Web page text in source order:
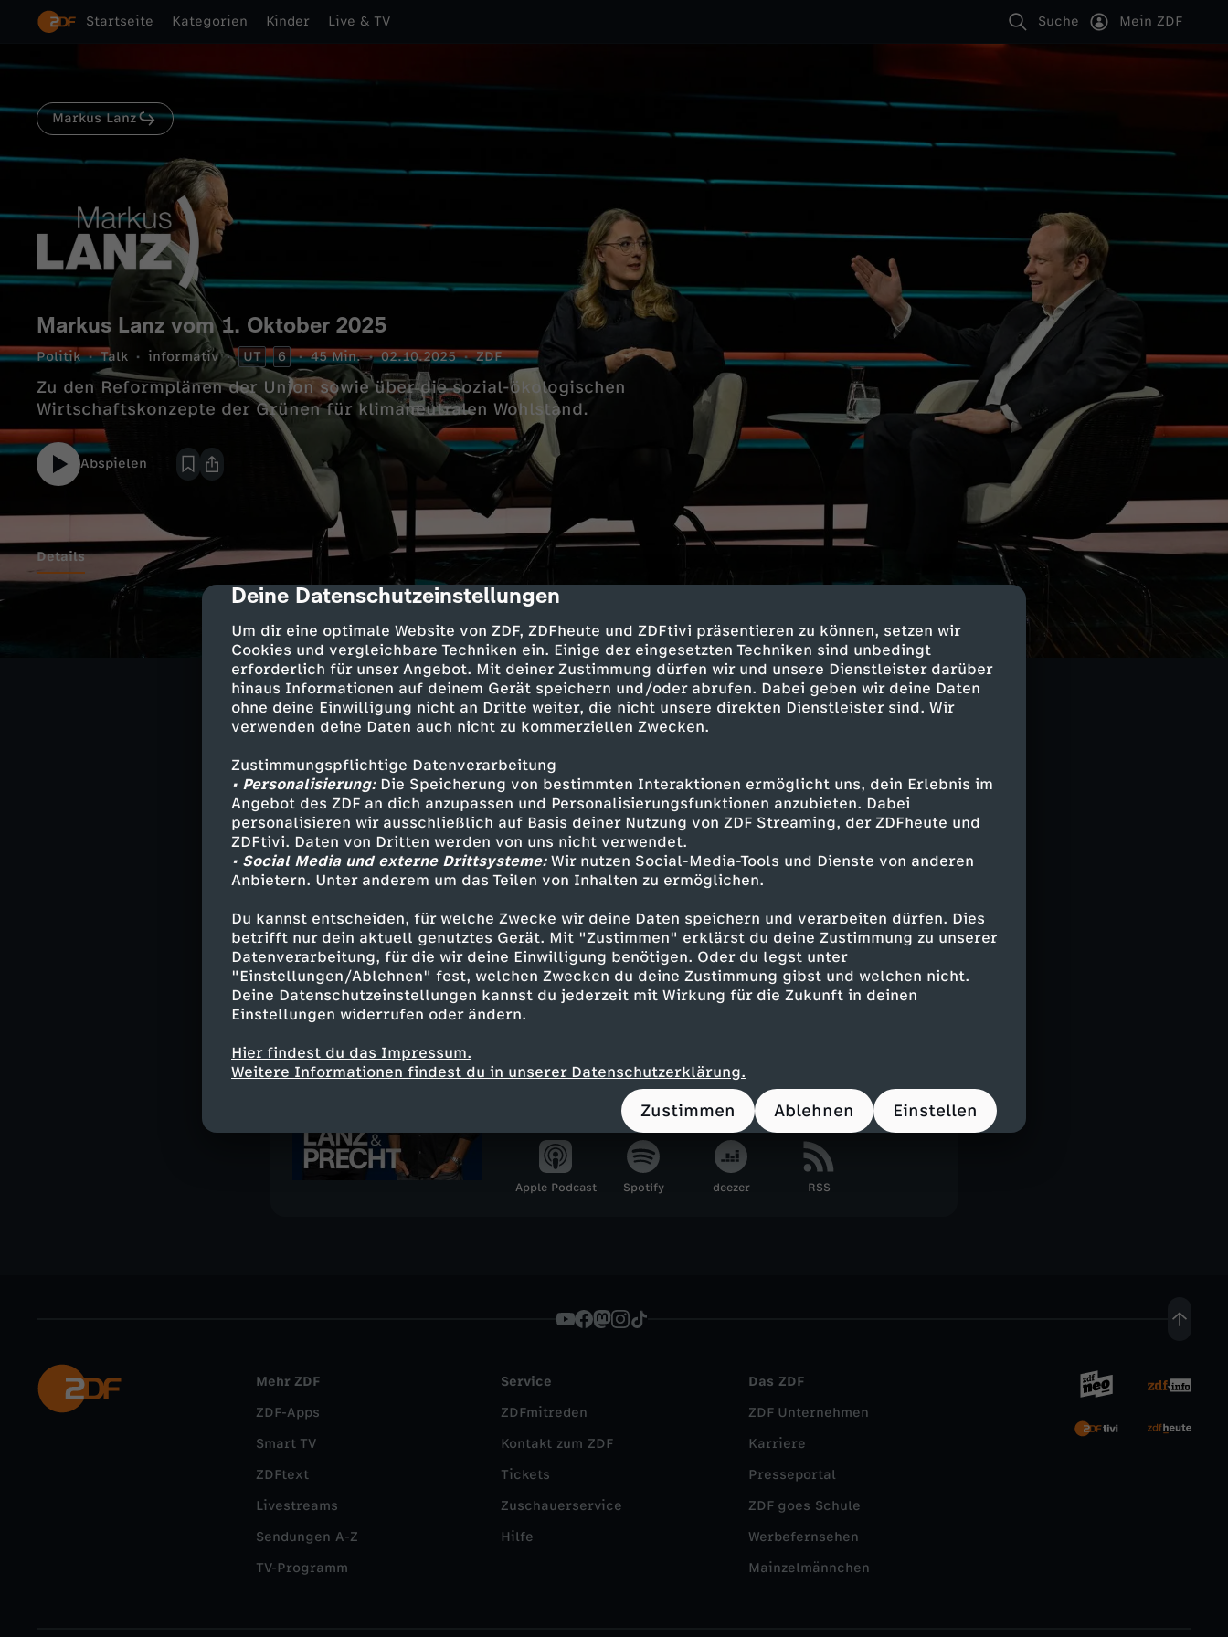
cmp-dialog-description
Deine Datenschutzeinstellungen
Um dir eine optimale Website von ZDF, ZDFheute und ZDFtivi präsentieren zu können, setzen wir
Cookies und vergleichbare Techniken ein. Einige der eingesetzten Techniken sind unbedingt
erforderlich für unser Angebot. Mit deiner Zustimmung dürfen wir und unsere Dienstleister darüber
hinaus Informationen auf deinem Gerät speichern und/oder abrufen. Dabei geben wir deine Daten
ohne deine Einwilligung nicht an Dritte weiter, die nicht unsere direkten Dienstleister sind. Wir
verwenden deine Daten auch nicht zu kommerziellen Zwecken.
Zustimmungspflichtige Datenverarbeitung
• Personalisierung:Die Speicherung von bestimmten Interaktionen ermöglicht uns, dein Erlebnis im
Angebot des ZDF an dich anzupassen und Personalisierungsfunktionen anzubieten. Dabei
personalisieren wir ausschließlich auf Basis deiner Nutzung von ZDF Streaming, der ZDFheute und
ZDFtivi. Daten von Dritten werden von uns nicht verwendet.
• Social Media und externe Drittsysteme:Wir nutzen Social-Media-Tools und Dienste von anderen
Anbietern. Unter anderem um das Teilen von Inhalten zu ermöglichen.
Du kannst entscheiden, für welche Zwecke wir deine Daten speichern und verarbeiten dürfen. Dies
betrifft nur dein aktuell genutztes Gerät. Mit "Zustimmen" erklärst du deine Zustimmung zu unserer
Datenverarbeitung, für die wir deine Einwilligung benötigen. Oder du legst unter
"Einstellungen/Ablehnen" fest, welchen Zwecken du deine Zustimmung gibst und welchen nicht.
Deine Datenschutzeinstellungen kannst du jederzeit mit Wirkung für die Zukunft in deinen
Einstellungen widerrufen oder ändern.
Hier findest du das Impressum.
Weitere Informationen findest du in unserer Datenschutzerklärung.
Zustimmen Ablehnen Einstellen
Startseite Kategorien Kinder Live & TV Suche Mein ZDF
Markus Lanz
Markus Lanz vom 1. Oktober 2025
Politik Talk informativ UT 6 45 Min. 02.10.2025 ZDF
Zu den Reformplänen der Union sowie über die sozial-ökologischen
Wirtschaftskonzepte der Grünen für klimaneutralen Wohlstand.
Abspielen
Details
Katharina Dröge, Grünen-Fraktionschefin
Sie erläutert die sozial-ökologischen Wirtschaftskonzepte ihrer Partei für
klimaneutralen Wohlstand. Zudem nimmt sie Stellung zu den jüngsten
Wahlschlappen der Grünen.
Tilman Kuban, CDU-Politiker
ein Aufweichen der Klimaziele plädiert: "Es ist ausreichend, wenn wir 2045 zu
80 Prozent klimaneutral sind."
Ähnliche Inhalte entdecken
Politik Talk informativ Untertitel FSK 6 Markus Lanz
Podcast "Lanz & Precht"
die sich schätzen: Markus Lanz und Richard
David Precht. Nun verabreden sie sich zum
wöchentlichen Gespräch.
Apple Podcast Spotify deezer RSS
Mehr ZDF
ZDF-Apps
Smart TV
ZDFtext
Livestreams
Sendungen A-Z
TV-Programm
Service
ZDFmitreden
Kontakt zum ZDF
Tickets
Zuschauerservice
Hilfe
Das ZDF
ZDF Unternehmen
Karriere
Presseportal
ZDF goes Schule
Werbefernsehen
Mainzelmännchen